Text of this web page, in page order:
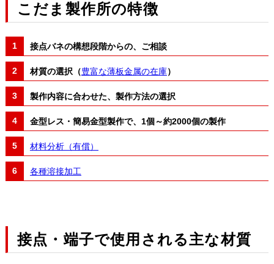
こだま製作所の特徴
接点バネの構想段階からの、ご相談
材質の選択（豊富な薄板金属の在庫）
製作内容に合わせた、製作方法の選択
金型レス・簡易金型製作で、1個～約2000個の製作
材料分析（有償）
各種溶接加工
接点・端子で使用される主な材質